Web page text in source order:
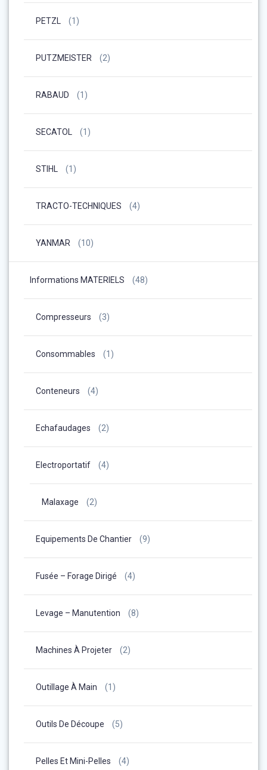
PETZL (1)
PUTZMEISTER (2)
RABAUD (1)
SECATOL (1)
STIHL (1)
TRACTO-TECHNIQUES (4)
YANMAR (10)
Informations MATERIELS (48)
Compresseurs (3)
Consommables (1)
Conteneurs (4)
Echafaudages (2)
Electroportatif (4)
Malaxage (2)
Equipements De Chantier (9)
Fusée – Forage Dirigé (4)
Levage – Manutention (8)
Machines À Projeter (2)
Outillage À Main (1)
Outils De Découpe (5)
Pelles Et Mini-Pelles (4)